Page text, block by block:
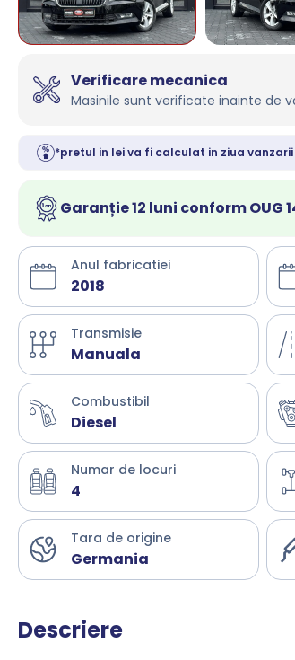
Verificare mecanica
Masinile sunt verificate inainte de
*pretul in lei va fi calculat in ziua vanzarii
Garanție 12 luni conform OUG
Anul fabricatiei
2018
Transmisie
Manuala
Combustibil
Diesel
Numar de locuri
4
Tara de origine
Germania
Descriere